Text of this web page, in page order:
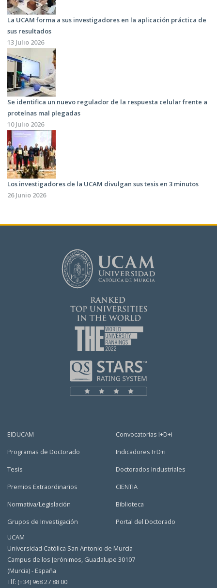
La UCAM forma a sus investigadores en la aplicación práctica de
sus resultados
13 Julio 2026
Se identifica un nuevo regulador de la respuesta celular frente a
proteínas mal plegadas
10 Julio 2026
Los investigadores de la UCAM divulgan sus tesis en 3 minutos
26 Junio 2026
EIDUCAM
Programas de Doctorado
Tesis
Premios Extraordinarios
Normativa/Legislación
Grupos de Investigación
Convocatorias I+D+i
Indicadores I+D+i
Doctorados Industriales
CIENTIA
Biblioteca
Portal del Doctorado
UCAM
Universidad Católica San Antonio de Murcia
Campus de los Jerónimos, Guadalupe 30107
(Murcia) - España
Tlf: (+34) 968 27 88 00